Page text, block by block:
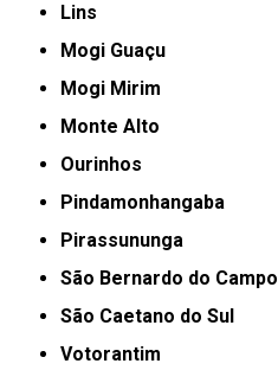
Lins
Mogi Guaçu
Mogi Mirim
Monte Alto
Ourinhos
Pindamonhangaba
Pirassununga
São Bernardo do Campo
São Caetano do Sul
Votorantim